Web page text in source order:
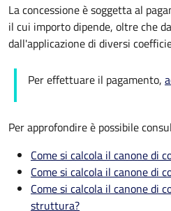
La concessione è soggetta al
il cui importo dipende, oltre che
dall'applicazione di diversi
Per effettuare il pagamento,
Per approfondire è possibile
Come si calcola il canone di
Come si calcola il canone di
Come si calcola il canone di
struttura?